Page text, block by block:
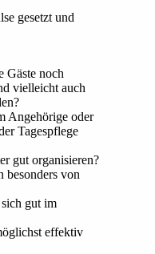
gesetzt und
Gäste noch
vielleicht auch
Angehörige oder
Tagespflege
gut organisieren?
besonders von
gut im
effektiv